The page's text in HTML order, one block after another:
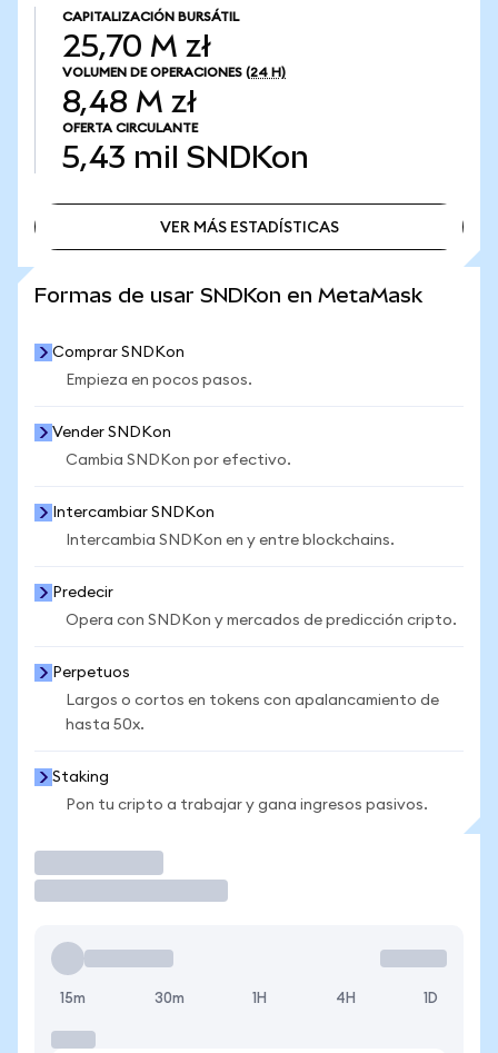
CAPITALIZACIÓN BURSÁTIL
25,70 M zł
VOLUMEN DE OPERACIONES (24 H)
8,48 M zł
OFERTA CIRCULANTE
5,43 mil SNDKon
VER MÁS ESTADÍSTICAS
Formas de usar SNDKon en MetaMask
Comprar SNDKon
Empieza en pocos pasos.
Vender SNDKon
Cambia SNDKon por efectivo.
Intercambiar SNDKon
Intercambia SNDKon en y entre blockchains.
Predecir
Opera con SNDKon y mercados de predicción cripto.
Perpetuos
Largos o cortos en tokens con apalancamiento de
hasta 50x.
Staking
Pon tu cripto a trabajar y gana ingresos pasivos.
15m 30m 1H 4H 1D